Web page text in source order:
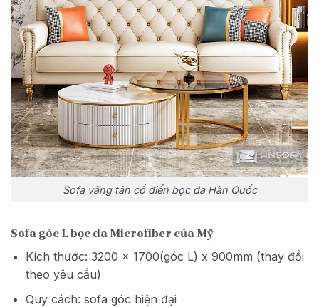
Sofa văng tân cổ điển bọc da Hàn Quốc
Sofa góc L bọc da Microfiber của Mỹ
Kích thước: 3200 x 1700(góc L) x 900mm (thay đổi
theo yêu cầu)
Quy cách: sofa góc hiện đại